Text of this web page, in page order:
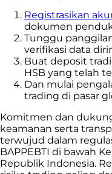
Registrasikan
dokumen
Tunggu
verifikasi data
Buat deposit
HSB yang telah
Dan mulai
trading di pasar
Komitmen dan
keamanan serta
terwujud dalam
BAPPEBTI di bawah
Republik Indonesia.